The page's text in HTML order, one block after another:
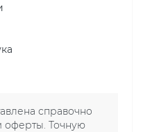
справочно
оферты. Точную